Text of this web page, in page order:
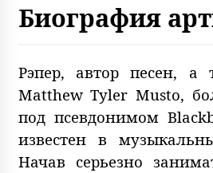
Биография
Рэпер, автор песен, а
Matthew Tyler Musto,
под псевдонимом
известен в
Начав серьезно